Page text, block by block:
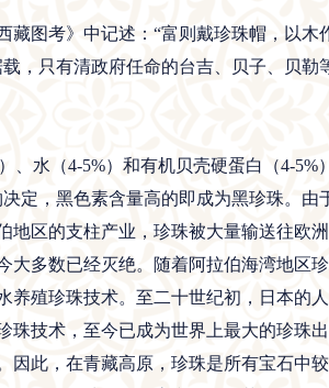
图考》中记述：“富则戴珍珠帽，以木
，只有清政府任命的台吉、贝子、贝勒
水（4-5%）和有机贝壳硬蛋白（4-5%
定，黑色素含量高的即成为黑珍珠。由
区的支柱产业，珍珠被大量输送往欧
多数已经灭绝。随着阿拉伯海湾地区
养殖珍珠技术。至二十世纪初，日本的
技术，至今已成为世界上最大的珍珠
此，在青藏高原，珍珠是所有宝石中